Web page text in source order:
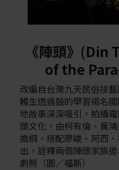
《陣頭》(Din
of the
改編自台灣九天民俗技
輟生透過鼓的學習揚名
地故事深深吸引，拍攝
頭文化，由柯有倫、黃
擔綱，搭配廖峻、阿西
出，詮釋兩個陣頭家族
劇照（圖／福斯）